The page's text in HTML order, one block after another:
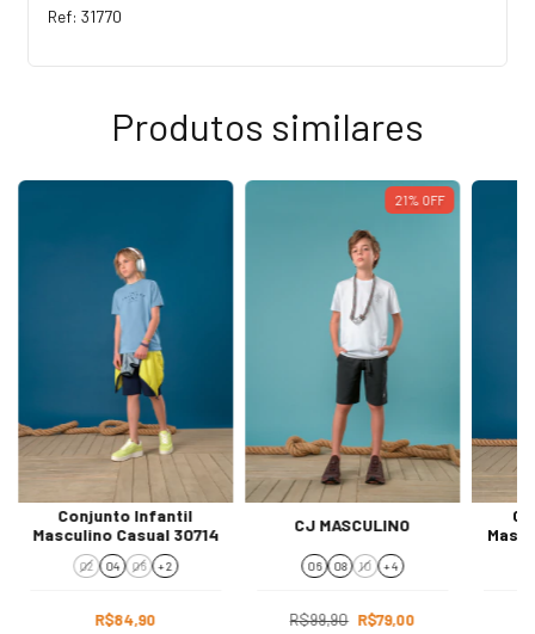
Ref: 31770
Produtos similares
Conjunto Infantil
Masculino Casual 30714
02 04 06 + 2
R$84,90
21% OFF
CJ MASCULINO
06 08 10 + 4
R$99,90 R$79,00